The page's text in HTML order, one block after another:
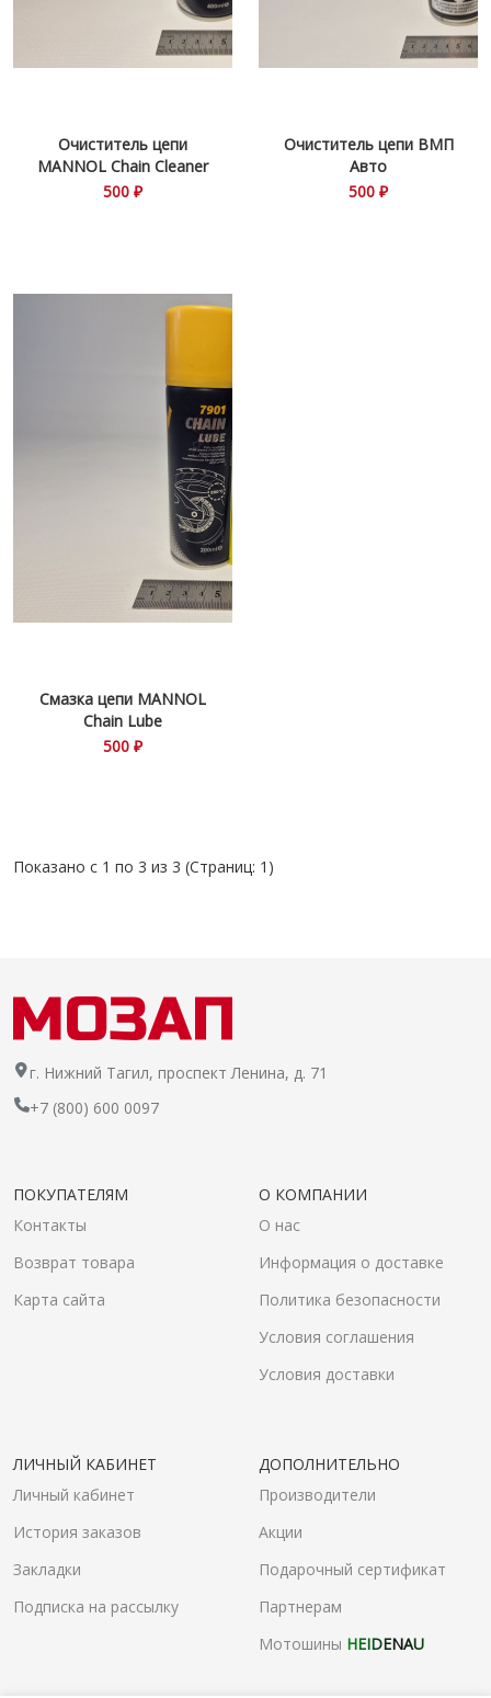
Очиститель цепи
MANNOL Chain Cleaner
500 ₽
Очиститель цепи ВМП
Авто
500 ₽
Смазка цепи MANNOL
Chain Lube
500 ₽
Показано с 1 по 3 из 3 (Страниц: 1)
г. Нижний Тагил, проспект Ленина, д. 71
+7 (800) 600 0097
ПОКУПАТЕЛЯМ
Контакты
Возврат товара
Карта сайта
О КОМПАНИИ
О нас
Информация о доставке
Политика безопасности
Условия соглашения
Условия доставки
ЛИЧНЫЙ КАБИНЕТ
Личный кабинет
История заказов
Закладки
Подписка на рассылку
ДОПОЛНИТЕЛЬНО
Производители
Акции
Подарочный сертификат
Партнерам
Мотошины HEIDENAU